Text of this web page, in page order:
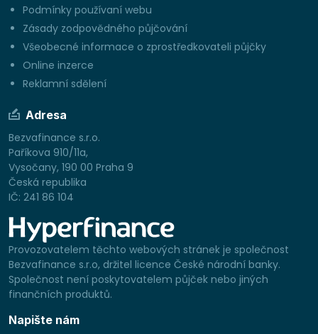
Podmínky používaní webu
Zásady zodpovědného půjčování
Všeobecné informace o zprostředkovateli půjčky
Online inzerce
Reklamní sdělení
Adresa
Bezvafinance s.r.o.
Paříkova 910/11a,
Vysočany, 190 00 Praha 9
Česká republika
IČ: 241 86 104
Provozovatelem těchto webových stránek je společnost
Bezvafinance s.r.o, držitel licence České národní banky.
Společnost není poskytovatelem půjček nebo jiných
finančních produktů.
Napište nám